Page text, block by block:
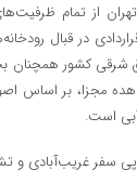
از تمام
در قبال
شرقی کشور همچنان
مجزا، بر اساس
آبی است.
پی سفر غریب‌آبادی